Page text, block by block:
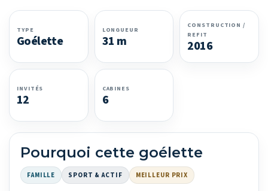
TYPE
Goélette
LONGUEUR
31 m
CONSTRUCTION /
REFIT
2016
INVITÉS
12
CABINES
6
Pourquoi cette goélette
FAMILLE SPORT & ACTIF MEILLEUR PRIX